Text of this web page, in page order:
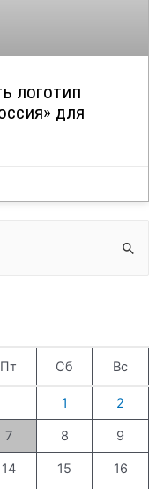
логотип
для
Пт Сб Вс
1 2
7 8 9
14 15 16